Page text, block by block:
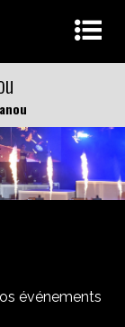
événements